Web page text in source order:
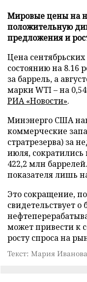
Мировые цены на
положительную
предложения и
Цена
состоянию на 8.16
за баррель, а
марки WTI – на
РИА «Новости».
Минэнерго США
коммерческие
стратрезерва) за
июля, сократились
422,2 млн
показателя лишь
Это сокращение,
свидетельствует
может привести к
росту спроса на
Текст: Мария Иванова